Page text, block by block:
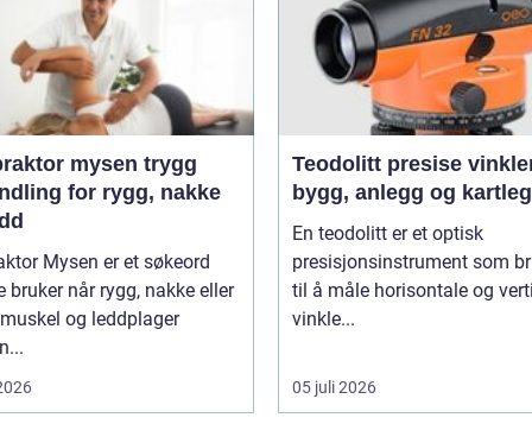
mysen trygg
for rygg, nakke
Mysen er et søkeord
bruker når rygg, nakke eller
og leddplager
Teodolitt presise vinkler for
bygg, anlegg og
En teodolitt er et optisk
presisjonsinstrument som
til å måle horisontale og
vinkle...
05 juli 2026